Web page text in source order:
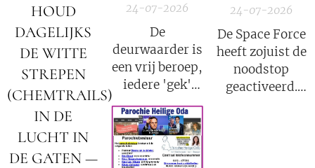
HOUD
DAGELIJKS
DE WITTE
STREPEN
(CHEMTRAILS)
IN DE
LUCHT IN
DE GATEN —
24-07-2026
De
deurwaarder is
een vrij beroep,
iedere 'gek'
kan
deurwaarder
worden; punt.
24-07-2026
De Space Force
heeft zojuist de
noodstop
geactiveerd.